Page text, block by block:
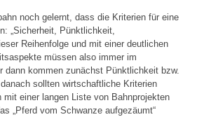
noch gelernt, dass die Kriterien für eine
„Sicherheit, Pünktlichkeit,
Reihenfolge und mit einer deutlichen
müssen also immer im
dann kommen zunächst Pünktlichkeit bzw.
sollten wirtschaftliche Kriterien
einer langen Liste von Bahnprojekten
„Pferd vom Schwanze aufgezäumt“